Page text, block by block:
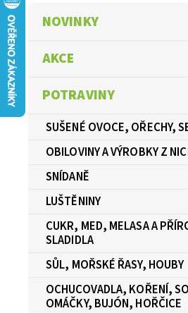
NOVINKY
AKCE
POTRAVINY
SUŠENÉ OVOCE, OŘECHY,
OBILOVINY A VÝROBKY Z
SNÍDANĚ
LUŠTĚNINY
CUKR, MED, MELASA A
SLADIDLA
SŮL, MOŘSKÉ ŘASY, HOUBY
OCHUCOVADLA, KOŘENÍ,
OMÁČKY, BUJÓN, HOŘČICE